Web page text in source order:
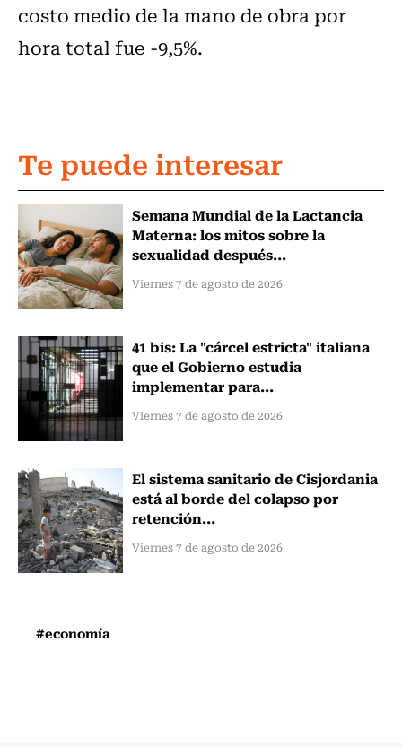
costo medio de la mano de obra por
hora total fue -9,5%.
Te puede interesar
Semana Mundial de la Lactancia
Materna: los mitos sobre la
sexualidad después...
Viernes 7 de agosto de 2026
41 bis: La "cárcel estricta" italiana
que el Gobierno estudia
implementar para...
Viernes 7 de agosto de 2026
El sistema sanitario de Cisjordania
está al borde del colapso por
retención...
Viernes 7 de agosto de 2026
#economía